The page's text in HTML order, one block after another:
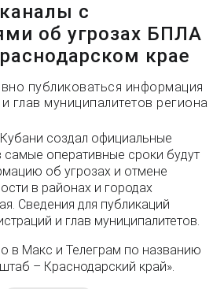
с
об угрозах БПЛА
крае
публиковаться информация
глав муниципалитетов региона
создал официальные
самые оперативные сроки будут
об угрозах и отмене
в районах и городах
Сведения для публикаций
и глав муниципалитетов.
в Макс и Телеграм по названию
– Краснодарский край».